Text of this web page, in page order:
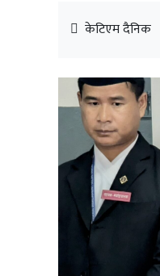
केटिएम दैनिक